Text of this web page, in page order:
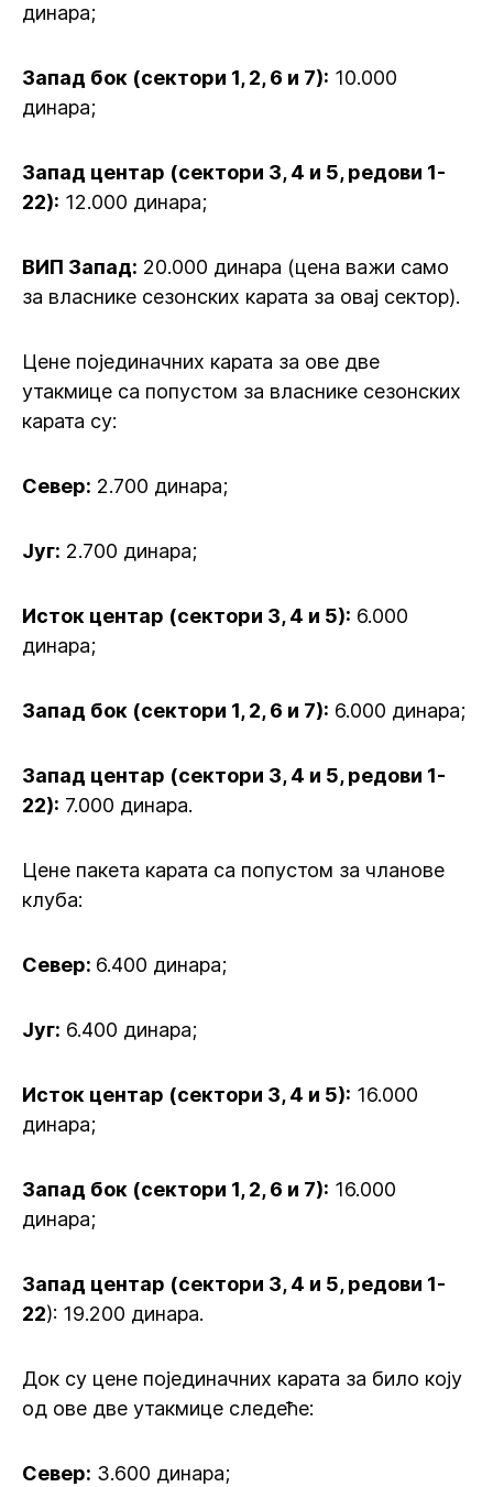
динара;
Запад бок (сектори 1, 2, 6 и 7): 10.000
динара;
Запад центар (сектори 3, 4 и 5, редови 1-
22): 12.000 динара;
ВИП Запад: 20.000 динара (цена важи само
за власнике сезонских карата за овај сектор).
Цене појединачних карата за ове две
утакмице са попустом за власнике сезонских
карата су:
Север: 2.700 динара;
Југ: 2.700 динара;
Исток центар (сектори 3, 4 и 5): 6.000
динара;
Запад бок (сектори 1, 2, 6 и 7): 6.000 динара;
Запад центар (сектори 3, 4 и 5, редови 1-
22): 7.000 динара.
Цене пакета карата са попустом за чланове
клуба:
Север: 6.400 динара;
Југ: 6.400 динара;
Исток центар (сектори 3, 4 и 5): 16.000
динара;
Запад бок (сектори 1, 2, 6 и 7): 16.000
динара;
Запад центар (сектори 3, 4 и 5, редови 1-
22): 19.200 динара.
Док су цене појединачних карата за било коју
од ове две утакмице следеће:
Север: 3.600 динара;